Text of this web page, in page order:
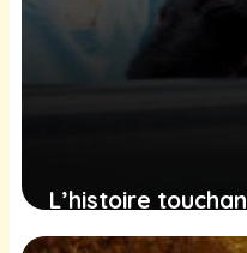
L’histoire
sauvée de